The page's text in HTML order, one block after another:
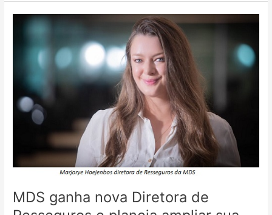
MDS ganha nova Diretora de
MDS
nova
Diretora
Resseguros
e
planeja
ampliar
atuação
no
no
Brasil